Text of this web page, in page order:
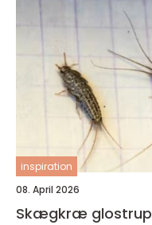
inspiration
08. April 2026
Skægkræ glostrup sådan slipper du af med